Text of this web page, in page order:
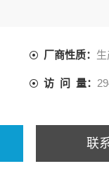
厂商性质：
访 问 量：
联